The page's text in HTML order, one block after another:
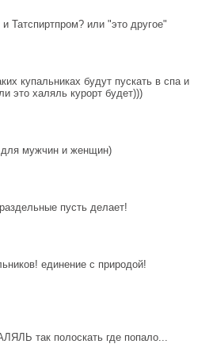
Татспиртпром? или "это другое"
купальниках будут пускать в спа и
это халяль курорт будет)))
мужчин и женщин)
пусть делает!
единение с природой!
так полоскать где попало...